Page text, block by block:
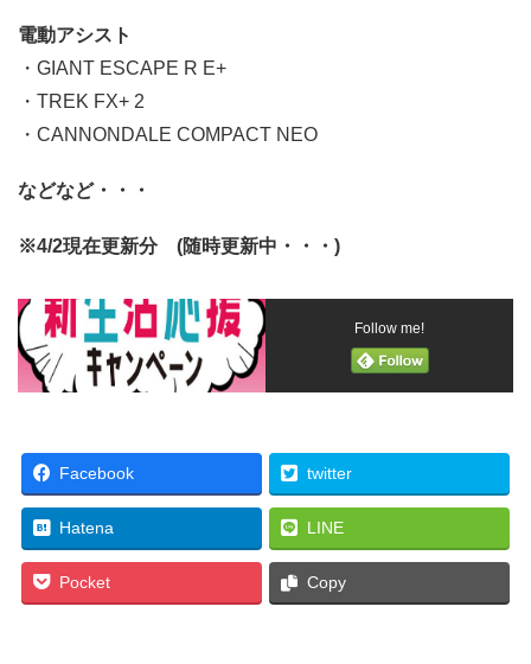
電動アシスト
・GIANT ESCAPE R E+
・TREK FX+ 2
・CANNONDALE COMPACT NEO
などなど・・・
※4/2現在更新分 (随時更新中・・・)
Follow me!
Facebook twitter
Hatena LINE
Pocket Copy